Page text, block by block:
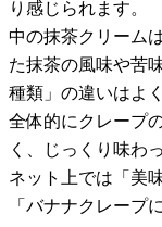
り感じられます。
中の抹茶クリーム
た抹茶の風味や苦
種類」の違いはよ
全体的にクレープ
く、じっくり味わ
ネット上では「美
「バナナクレープ